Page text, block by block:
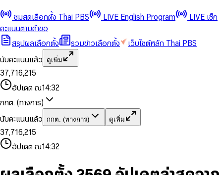
ชมสดเลือกตั้ง Thai PBS LIVE English Program
LIVE เช็ก
คะแนนตามคำขอ
สรุปผลเลือกตั้ง
รวมข่าวเลือกตั้ง
เว็บไซต์หลัก Thai PBS
นับคะแนนแล้ว
ดูเพิ่ม
0
1
2
3
4
5
6
8
9
0
1
2
3
4
5
6
7
8
9
,
0
1
2
4
6
7
8
9
0
1
2
3
4
5
6
7
8
9
0
1
3
5
6
7
8
9
,
1
2
4
5
7
8
9
0
1
3
4
6
7
8
9
0
2
3
4
5
7
8
อัปเดต ณ14:32
กกต. (ทางการ)
นับคะแนนแล้ว
กกต. (ทางการ) ดูเพิ่ม
0
1
2
3
4
5
7
0
1
2
4
5
6
7
8
9
,
0
1
2
4
6
7
8
9
0
1
2
3
5
0
1
3
5
6
7
8
,
1
2
4
6
0
1
3
5
0
2
3
4
5
7
9
อัปเดต ณ14:32